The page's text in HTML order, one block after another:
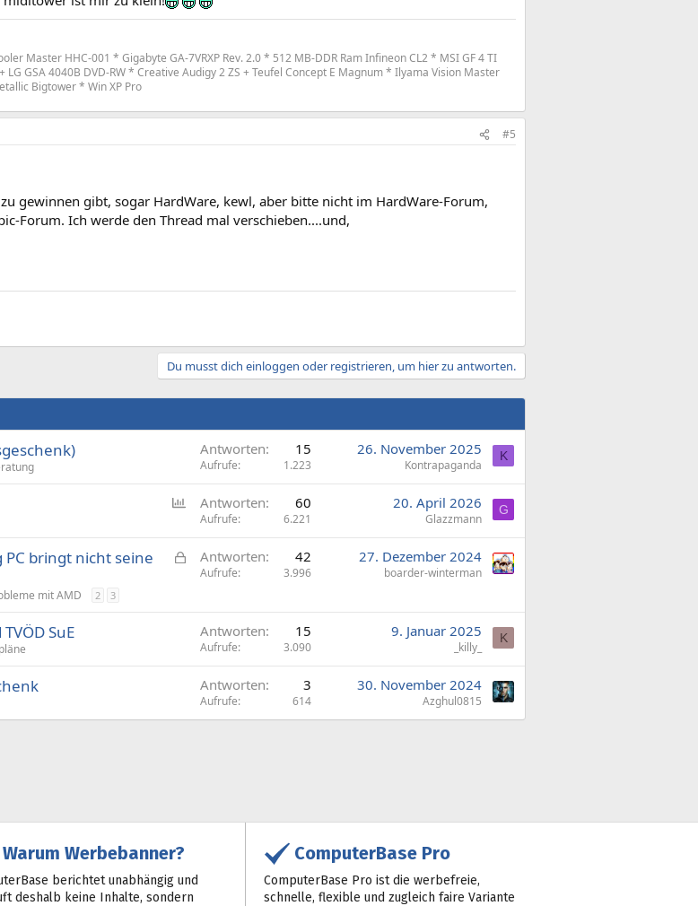
Master HHC-001 * Gigabyte GA-7VRXP Rev. 2.0 * 512 MB-DDR Ram Infineon CL2 * MSI GF 4 TI
GSA 4040B DVD-RW * Creative Audigy 2 ZS + Teufel Concept E Magnum * Ilyama Vision Master
Bigtower * Win XP Pro
#5
zu gewinnen gibt, sogar HardWare, kewl, aber bitte nicht im HardWare-Forum,
Forum. Ich werde den Thread mal verschieben....und,
Du musst dich einloggen oder registrieren, um hier zu antworten.
Antworten 15
Aufrufe 1.223
26. November 2025
Kontrapaganda
K
f
r
e
Antworten 60
Aufrufe 6.221
20. April 2026
Glazzmann
G
G
p
r
bringt nicht seine
mit AMD 2 3
Antworten 42
Aufrufe 3.996
27. Dezember 2024
boarder-winterman
SuE Antworten 15
Aufrufe 3.090
9. Januar 2025
_killy_
K
Antworten 3
Aufrufe 614
30. November 2024
Azghul0815
Warum Werbebanner?
berichtet unabhängig und
deshalb keine Inhalte, sondern
ComputerBase Pro
ComputerBase Pro ist die werbefreie,
schnelle, flexible und zugleich faire Variante